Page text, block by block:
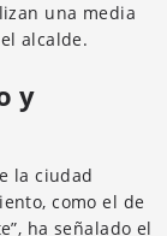
una media
alcalde.
y
la ciudad
como el de
ha señalado el